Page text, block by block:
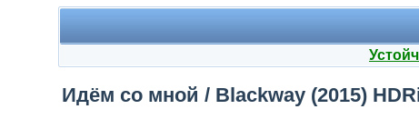
Идём со мной / Blackway (2015)